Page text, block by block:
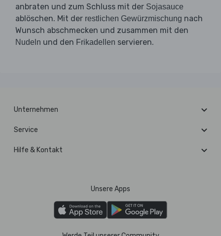
anbraten und zum Schluss mit der Sojasauce
ablöschen. Mit der restlichen Gewürzmischung nach
Wunsch abschmecken und zusammen mit den
Nudeln und den Frikadellen servieren.
Unternehmen
Service
Hilfe & Kontakt
Unsere Apps